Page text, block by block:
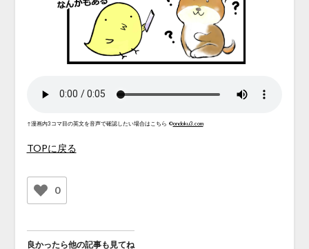
↑漫画内3コマ目の英文を音声で確認したい場合はこちら ©ondoku3.com
TOPに戻る
0
良かったら他の記事も見てね